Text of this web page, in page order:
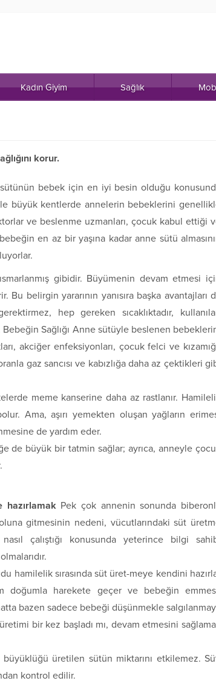
Kadın Giyim Sağlık
korur.
sütünün bebek için en iyi besin olduğu
büyük kentlerde annelerin bebeklerini
ve beslenme uzmanları, çocuk kabul ettiği
en az bir yaşına kadar anne sütü
gibidir. Büyümenin devam etmesi
belirgin yararının yanısıra başka avantajları
hep gereken sıcaklıktadır,
Sağlığı Anne sütüyle beslenen
akciğer enfeksiyonları, çocuk felci ve
gaz sancısı ve kabızlığa daha az çektikleri
meme kanserine daha az rastlanır.
Ama, aşırı yemekten oluşan yağların
de yardım eder.
de büyük bir tatmin sağlar; ayrıca, anneyle
hazırlamakPek çok annenin sonunda
gitmesinin nedeni, vücutlarındaki süt
çalıştığı konusunda yeterince bilgi
hamilelik sırasında süt üret-meye kendini
doğumla harekete geçer ve bebeğin
bazen sadece bebeği düşünmekle
bir kez başladı mı, devam etmesini
büyüklüğü üretilen sütün miktarını etkilemez.
kontrol edilir.